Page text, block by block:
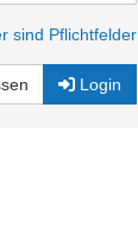
sind Pflichtfelder
Login